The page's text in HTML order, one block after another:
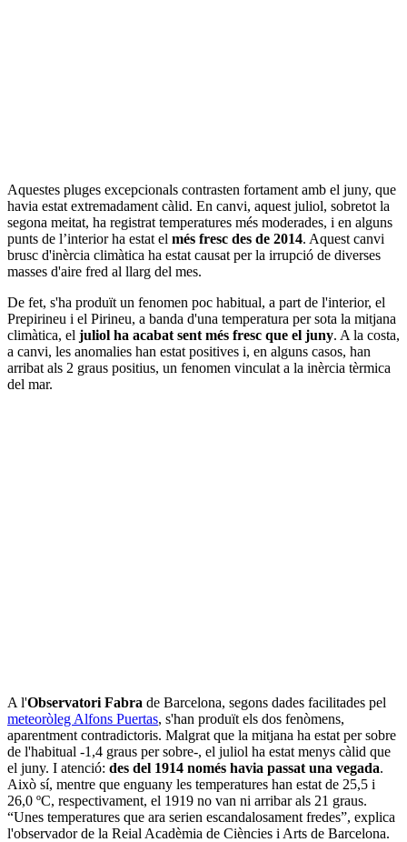
Aquestes pluges excepcionals contrasten fortament amb el juny, que
havia estat extremadament càlid. En canvi, aquest juliol, sobretot la
segona meitat, ha registrat temperatures més moderades, i en alguns
punts de l’interior ha estat el més fresc des de 2014. Aquest canvi
brusc d'inèrcia climàtica ha estat causat per la irrupció de diverses
masses d'aire fred al llarg del mes.
De fet, s'ha produït un fenomen poc habitual, a part de l'interior, el
Prepirineu i el Pirineu, a banda d'una temperatura per sota la mitjana
climàtica, el juliol ha acabat sent més fresc que el juny. A la costa,
a canvi, les anomalies han estat positives i, en alguns casos, han
arribat als 2 graus positius, un fenomen vinculat a la inèrcia tèrmica
del mar.
A l'Observatori Fabra de Barcelona, segons dades facilitades pel
meteoròleg Alfons Puertas, s'han produït els dos fenòmens,
aparentment contradictoris. Malgrat que la mitjana ha estat per sobre
de l'habitual -1,4 graus per sobre-, el juliol ha estat menys càlid que
el juny. I atenció: des del 1914 només havia passat una vegada.
Això sí, mentre que enguany les temperatures han estat de 25,5 i
26,0 ºC, respectivament, el 1919 no van ni arribar als 21 graus.
“Unes temperatures que ara serien escandalosament fredes”, explica
l'observador de la Reial Acadèmia de Ciències i Arts de Barcelona.